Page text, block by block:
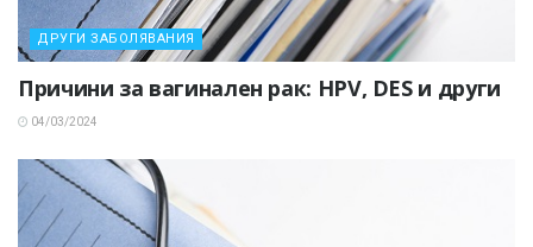
ДРУГИ ЗАБОЛЯВАНИЯ
Причини за вагинален рак: HPV, DES и други
04/03/2024